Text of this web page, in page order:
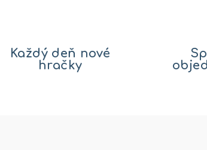
Každý deň nové
hračky